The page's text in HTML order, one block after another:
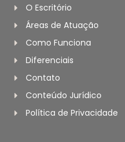
O Escritório
Áreas de Atuação
Como Funciona
Diferenciais
Contato
Conteúdo Jurídico
Política de Privacidade